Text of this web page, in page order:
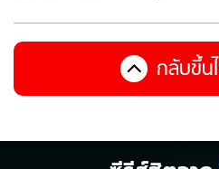
กลับขึ้น